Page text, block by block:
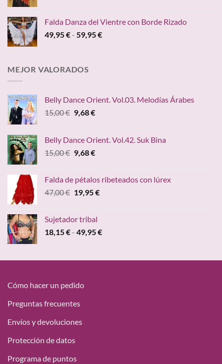
era:
45,00 €.
es:
24,95 €.
Falda Danza del Vientre con Borde Rizado
49,95€- 59,95€Rango
59,95 €
MEJOR VALORADOS
Belly Dance Orient. Vol.03. Melodías Árabes
15,00€ El
era:
15,00 €.
9,68€El
es:
9,68 €.
Belly Dance Orient. Vol.42. Suk Bina
15,00€ El
era:
15,00 €.
9,68€El
es:
9,68 €.
Falda de pétalos ribeteados con lúrex
47,00€ El
era:
47,00 €.
19,95€El
19,95 €.
Sujetador tribal
18,15€- 49,95€Rango
desde
Cómo hacer un pedido
Preguntas frecuentes
Envíos y devoluciones
Protección de datos
Programa de puntos